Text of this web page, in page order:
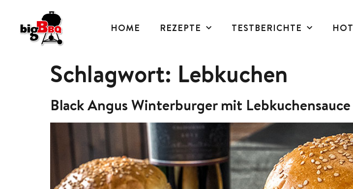
HOME REZEPTE TESTBERICHTE HOT
Schlagwort: Lebkuchen
Black Angus Winterburger mit Lebkuchensauce